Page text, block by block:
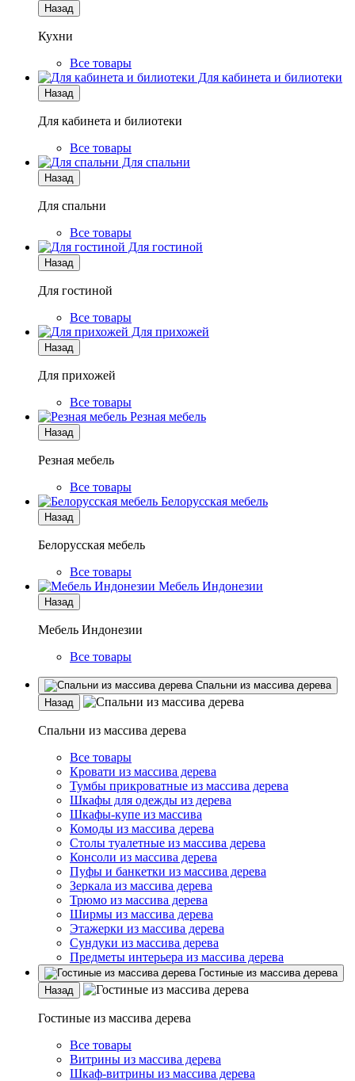
Назад
Кухни
Все товары
Для кабинета и билиотеки
Назад
Для кабинета и билиотеки
Все товары
Для спальни
Назад
Для спальни
Все товары
Для гостиной
Назад
Для гостиной
Все товары
Для прихожей
Назад
Для прихожей
Все товары
Резная мебель
Назад
Резная мебель
Все товары
Белорусская мебель
Назад
Белорусская мебель
Все товары
Мебель Индонезии
Назад
Мебель Индонезии
Все товары
Спальни из массива дерева
Назад
Спальни из массива дерева
Все товары
Кровати из массива дерева
Тумбы прикроватные из массива дерева
Шкафы для одежды из дерева
Шкафы-купе из массива
Комоды из массива дерева
Столы туалетные из массива дерева
Консоли из массива дерева
Пуфы и банкетки из массива дерева
Зеркала из массива дерева
Трюмо из массива дерева
Ширмы из массива дерева
Этажерки из массива дерева
Сундуки из массива дерева
Предметы интерьера из массива дерева
Гостиные из массива дерева
Назад
Гостиные из массива дерева
Все товары
Витрины из массива дерева
Шкаф-витрины из массива дерева